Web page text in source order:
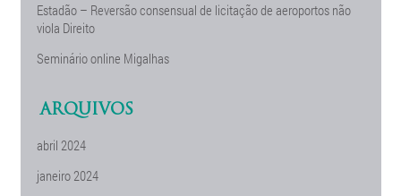
Estadão – Reversão consensual de licitação de aeroportos não
viola Direito
Seminário online Migalhas
ARQUIVOS
abril 2024
janeiro 2024